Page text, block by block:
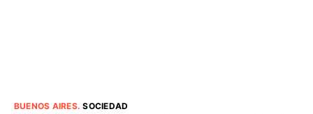
BUENOS AIRES.SOCIEDAD